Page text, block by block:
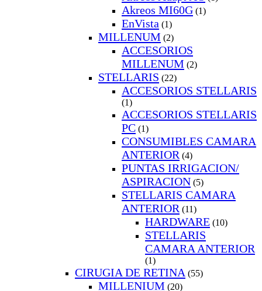
Akreos MI60G (1)
EnVista (1)
MILLENUM (2)
ACCESORIOS
MILLENUM (2)
STELLARIS (22)
ACCESORIOS STELLARIS
(1)
ACCESORIOS STELLARIS
PC (1)
CONSUMIBLES CAMARA
ANTERIOR (4)
PUNTAS IRRIGACION/
ASPIRACION (5)
STELLARIS CAMARA
ANTERIOR (11)
HARDWARE (10)
STELLARIS
CAMARA ANTERIOR
(1)
CIRUGIA DE RETINA (55)
MILLENIUM (20)